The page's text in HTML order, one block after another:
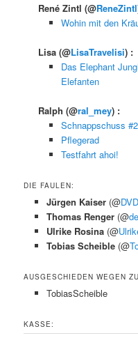
René Zintl(@ReneZintl
Wohin mit den
Lisa(@LisaTravelisi) :
Das Elephant
Elefanten
Ralph(@ral_mey) :
Schnappschuss
Pflegerad
Testfahrt ahoi!
DIE FAULEN:
Jürgen Kaiser (@
Thomas Renger (@
Ulrike Rosina (@
Tobias Scheible (@
AUSGESCHIEDEN WEGEN
TobiasScheible
KASSE: